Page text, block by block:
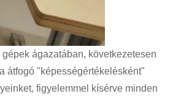
ágazatában, következetesen
átfogó "képességértékelésként"
figyelemmel kísérve minden